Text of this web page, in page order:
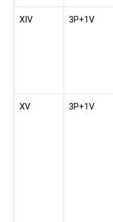
XIV 3P+1V
XV 3P+1V